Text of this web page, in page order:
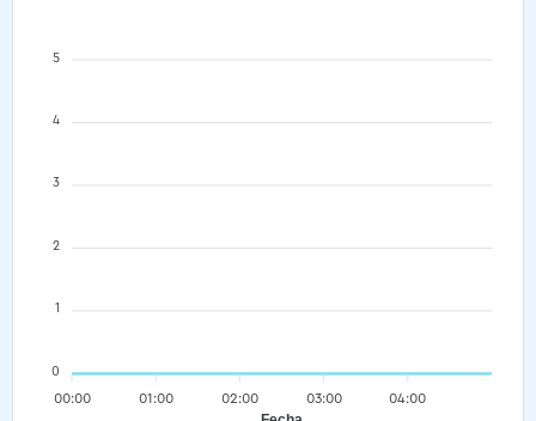
00:00 01:00 02:00 03:00 04:00
5
4
3
2
1
0